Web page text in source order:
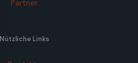
Partner
Nützliche Links